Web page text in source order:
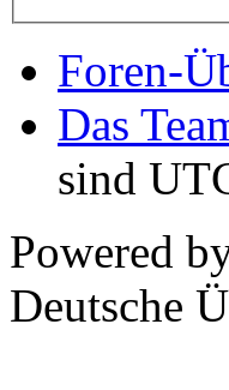
Foren-
Das
sind
Powered
Deutsche